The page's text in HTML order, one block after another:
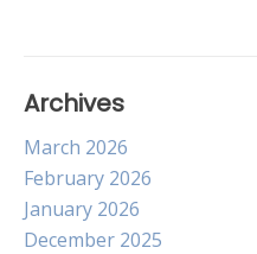
Archives
March 2026
February 2026
January 2026
December 2025